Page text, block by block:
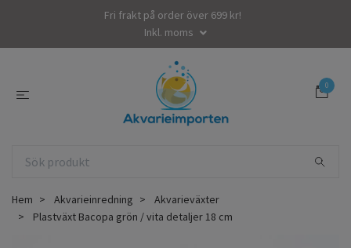
Fri frakt på order över 699 kr!
Inkl. moms
0
Hem Akvarieinredning
Akvarieväxter
Plastväxt Bacopa grön / vita detaljer 18 cm